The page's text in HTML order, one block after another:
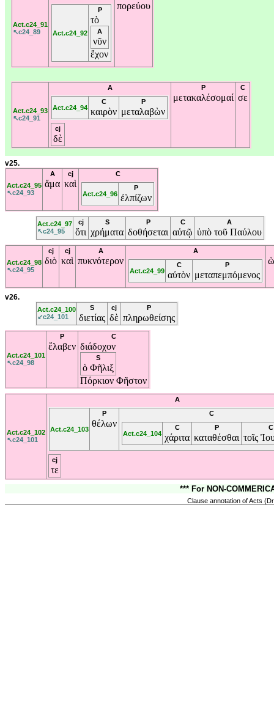
Act.c24_91
↖c24_89
Act.c24_92
P
τὸ
A
νῦν
ἔχον
πορεύου
Act.c24_93
↖c24_91
A
Act.c24_94
C
καιρὸν
P
μεταλαβὼν
cj
δὲ
P
μετακαλέσομαί
C
σε
v25.
Act.c24_95
↖c24_93
A
ἅμα
cj
καὶ
C
Act.c24_96
P
ἐλπίζων
Act.c24_97
↖c24_95
cj
ὅτι
S
χρήματα
P
δοθήσεται
C
αὐτῷ
A
ὑπὸ τοῦ Παύλου
Act.c24_98
↖c24_95
cj
διὸ
cj
καὶ
A
πυκνότερον
A
Act.c24_99
C
αὐτὸν
P
μεταπεμπόμενος
v26.
Act.c24_100
↙c24_101
S
διετίας
cj
δὲ
P
πληρωθείσης
Act.c24_101
↖c24_98
P
ἔλαβεν
C
διάδοχον
S
ὁ Φῆλιξ
Πόρκιον Φῆστον
Act.c24_102
↖c24_101
A
Act.c24_103
P
θέλων
C
Act.c24_104
C
χάριτα
P
καταθέσθαι
C
τοῖς
cj
τε
*** For NON-
Clause annotation of Acts